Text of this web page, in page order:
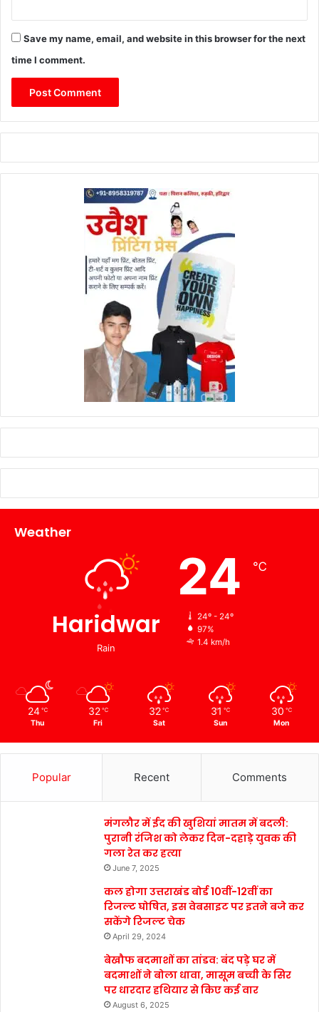
Save my name, email, and website in this browser for the next
time I comment.
Weather
Haridwar
Rain
24 ℃
24º - 24º
97%
1.4 km/h
24 ℃
Thu
32 ℃
Fri
32 ℃
Sat
31 ℃
Sun
30 ℃
Mon
Popular Recent Comments
मंगलौर में ईद की खुशियां मातम में बदली:
पुरानी रंजिश को लेकर दिन-दहाड़े युवक की
गला रेत कर हत्या
June 7, 2025
कल होगा उत्तराखंड बोर्ड 10वीं-12वीं का
रिजल्ट घोषित, इस वेबसाइट पर इतने बजे कर
सकेंगे रिजल्ट चेक
April 29, 2024
बेखौफ बदमाशों का तांडव: बंद पड़े घर में
बदमाशों ने बोला धावा, मासूम बच्ची के सिर
पर धारदार हथियार से किए कई वार
August 6, 2025